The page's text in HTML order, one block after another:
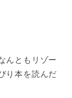
んともリゾー
り本を読んだ